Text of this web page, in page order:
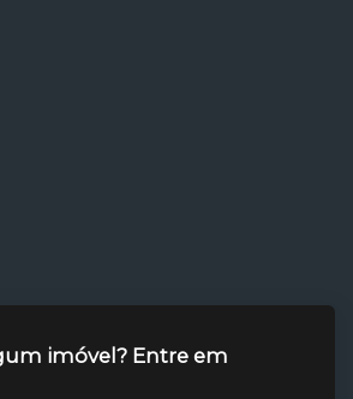
imóvel? Entre em